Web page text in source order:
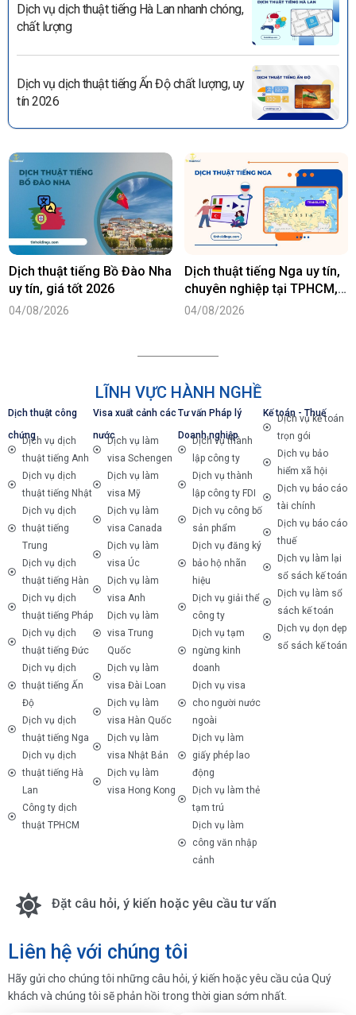
Dịch vụ dịch thuật tiếng Hà Lan nhanh chóng,
chất lượng
Dịch vụ dịch thuật tiếng Ấn Độ chất lượng, uy
tín 2026
Dịch thuật tiếng Bồ Đào Nha
uy tín, giá tốt 2026
04/08/2026
Dịch thuật tiếng Nga uy tín,
chuyên nghiệp tại TPHCM,
Hà Nội
04/08/2026
LĨNH VỰC HÀNH NGHỀ
Dịch thuật công
chứngDịch vụ dịch
thuật tiếng Anh
Dịch vụ dịch
thuật tiếng Nhật
Dịch vụ dịch
thuật tiếng
Trung
Dịch vụ dịch
thuật tiếng Hàn
Dịch vụ dịch
thuật tiếng Pháp
Dịch vụ dịch
thuật tiếng Đức
Dịch vụ dịch
thuật tiếng Ấn
Độ
Dịch vụ dịch
thuật tiếng Nga
Dịch vụ dịch
thuật tiếng Hà
Lan
Công ty dịch
thuật TPHCM
Visa xuất cảnh các
nướcDịch vụ làm
visa Schengen
Dịch vụ làm
visa Mỹ
Dịch vụ làm
visa Canada
Dịch vụ làm
visa Úc
Dịch vụ làm
visa Anh
Dịch vụ làm
visa Trung
Quốc
Dịch vụ làm
visa Đài Loan
Dịch vụ làm
visa Hàn Quốc
Dịch vụ làm
visa Nhật Bản
Dịch vụ làm
visa Hong Kong
Tư vấn Pháp lý
Doanh nghiệp
Dịch vụ thành
lập công ty
Dịch vụ thành
lập công ty FDI
Dịch vụ công bố
sản phẩm
Dịch vụ đăng ký
bảo hộ nhãn
hiệu
Dịch vụ giải thể
công ty
Dịch vụ tạm
ngừng kinh
doanh
Dịch vụ visa
cho người nước
ngoài
Dịch vụ làm
giấy phép lao
động
Dịch vụ làm thẻ
tạm trú
Dịch vụ làm
công văn nhập
cảnh
Kế toán - Thuế
Dịch vụ kế toán
trọn gói
Dịch vụ bảo
hiểm xã hội
Dịch vụ báo cáo
tài chính
Dịch vụ báo cáo
thuế
Dịch vụ làm lại
sổ sách kế toán
Dịch vụ làm sổ
sách kế toán
Dịch vụ dọn dẹp
sổ sách kế toán
Đặt câu hỏi, ý kiến hoặc yêu cầu tư vấn
Liên hệ với chúng tôi
Hãy gửi cho chúng tôi những câu hỏi, ý kiến hoặc yêu cầu của Quý
khách và chúng tôi sẽ phản hồi trong thời gian sớm nhất.